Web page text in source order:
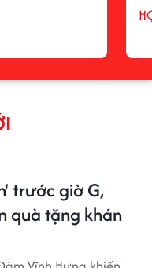
trước giờ G,
quà tặng khán